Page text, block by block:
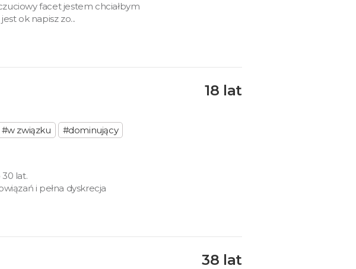
facet jestem chciałbym
ok napisz zo...
#w związku
#dominujący
lat.
i pełna dyskrecja
18 lat
38 lat